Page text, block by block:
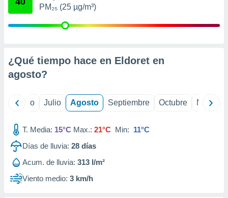
publicidad
1199
PM₂₅ (25 µg/m³)
¿Qué tiempo hace en Eldoret en
agosto?
Junio Julio Agosto Septiembre Octubre
T. Media: 15°C Max.: 21°C Min: 11°C
Días de lluvia: 28 días
Acum. de lluvia: 313 l/m²
Viento medio: 3 km/h